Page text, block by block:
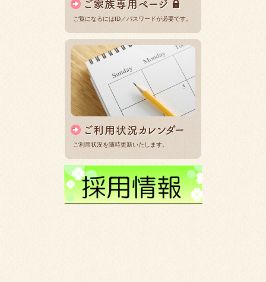
ご覧になるにはID／パスワードが必要です。
ご利用状況を随時更新いたします。